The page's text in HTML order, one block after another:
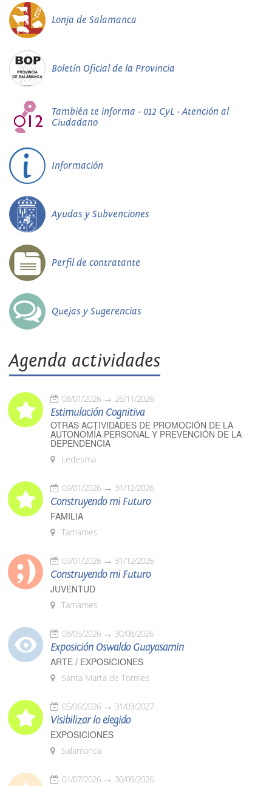
Lonja de Salamanca
Boletín Oficial de la Provincia
También te informa - 012 CyL - Atención al
Ciudadano
Información
Ayudas y Subvenciones
Perfil de contratante
Quejas y Sugerencias
Agenda actividades
08/01/2026 26/11/2026
Estimulación Cognitiva
OTRAS ACTIVIDADES DE PROMOCIÓN DE LA
AUTONOMÍA PERSONAL Y PREVENCIÓN DE LA
DEPENDENCIA
Ledesma
09/01/2026 31/12/2026
Construyendo mi Futuro
FAMILIA
Tamames
09/01/2026 31/12/2026
Construyendo mi Futuro
JUVENTUD
Tamames
08/05/2026 30/08/2026
Exposición Oswaldo Guayasamín
ARTE / EXPOSICIONES
Santa Marta de Tormes
05/06/2026 31/03/2027
Visibilizar lo elegido
EXPOSICIONES
Salamanca
01/07/2026 30/09/2026